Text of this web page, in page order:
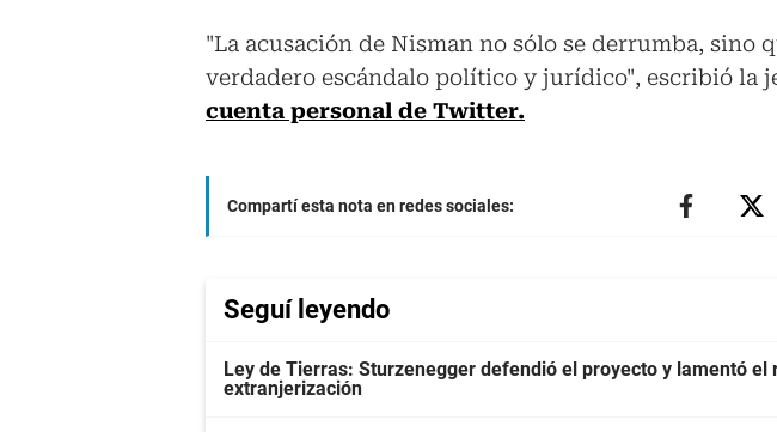
"La acusación de Nisman no sólo se derrumba, sino
verdadero escándalo político y jurídico", escribió la
cuenta personal de Twitter.
Compartí esta nota en redes sociales:
Seguí leyendo
Ley de Tierras: Sturzenegger defendió el proyecto y lamentó el
extranjerización